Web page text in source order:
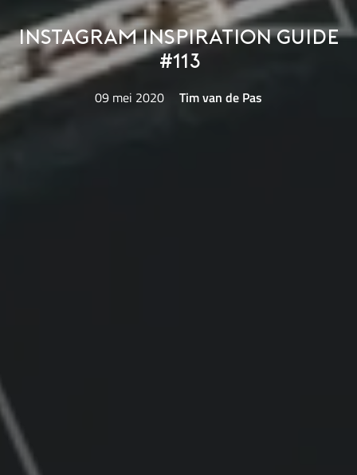
Instagram Inspiration Guide
#113
09 mei 2020 Tim van de Pas